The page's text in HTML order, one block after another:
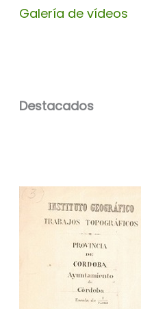
Galería de vídeos
Destacados